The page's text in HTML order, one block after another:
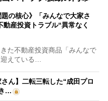
題の核心》「みんなで大家さ
動産投資トラブル“異常なく
た不動産投資商品「みんなで
迎えている…
ん】二転三転した“成田プロ
…